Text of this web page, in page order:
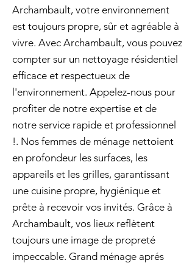
Archambault, votre environnement
est toujours propre, sûr et agréable à
vivre. Avec Archambault, vous pouvez
compter sur un nettoyage résidentiel
efficace et respectueux de
l'environnement. Appelez-nous pour
profiter de notre expertise et de
notre service rapide et professionnel
!. Nos femmes de ménage nettoient
en profondeur les surfaces, les
appareils et les grilles, garantissant
une cuisine propre, hygiénique et
prête à recevoir vos invités. Grâce à
Archambault, vos lieux reflètent
toujours une image de propreté
impeccable. Grand ménage aprés